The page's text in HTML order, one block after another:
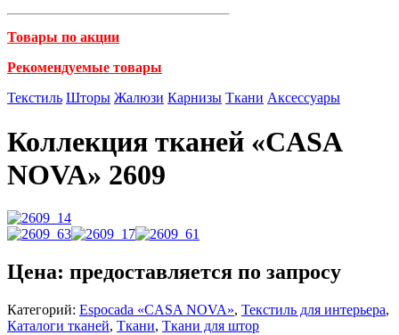
Товары по акции
Рекомендуемые товары
Текстиль Шторы Жалюзи Карнизы Ткани Аксессуары
Коллекция тканей «CASA
NOVA» 2609
Цена: предоставляется по запросу
Категорий: Espocada «CASA NOVA», Текстиль для интерьера,
Каталоги тканей, Ткани, Ткани для штор